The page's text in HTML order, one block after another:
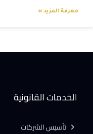
معرفة المزيد »
الخدمات القانونية
تأسيس الشركات